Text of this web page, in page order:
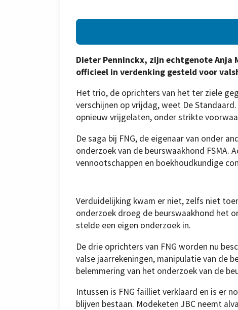
Dieter Penninckx, zijn echtgenote Anja
officieel in verdenking gesteld voor
Het trio, de oprichters van het ter ziele
verschijnen op vrijdag, weet De
opnieuw vrijgelaten, onder strikte
De saga bij FNG, de eigenaar van onder
onderzoek van de beurswaakhond FSMA.
vennootschappen en boekhoudkundige
Verduidelijking kwam er niet, zelfs niet
onderzoek droeg de beurswaakhond het
stelde een eigen onderzoek in.
De drie oprichters van FNG worden nu
valse jaarrekeningen, manipulatie van de
belemmering van het onderzoek van de
Intussen is FNG failliet verklaard en is er
blijven bestaan. Modeketen JBC neemt